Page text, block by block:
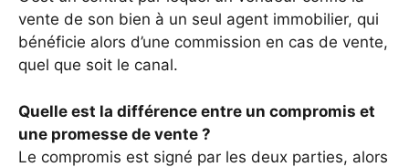
vente de son bien à un seul agent immobilier, qui
bénéficie alors d’une commission en cas de vente,
quel que soit le canal.
Quelle est la différence entre un compromis et
une promesse de vente ?
Le compromis est signé par les deux parties, alors